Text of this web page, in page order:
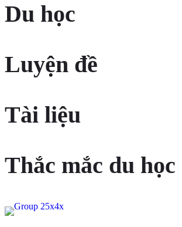
Du học
Luyện đề
Tài liệu
Thắc mắc du học